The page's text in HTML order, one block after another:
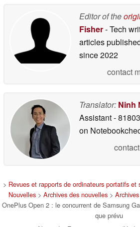
Editor of the
Fisher- Tech
articles
since 2022
contact
Translator: Ninh
Assistant-
on
> Revues et rapports de ordinateurs portatifs et
Nouvelles > Archives des nouvelles >
OnePlus Open 2 : le concurrent de Samsung
que prévu